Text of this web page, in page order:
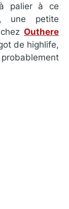
palier à ce
, une petite
Outhere
de highlife,